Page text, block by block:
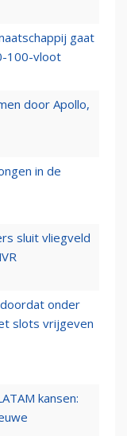
gaat
100-vloot
door Apollo,
in de
sluit vliegveld
onder
slots vrijgeven
kansen: